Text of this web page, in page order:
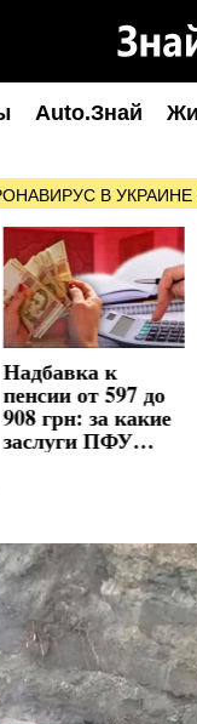
Auto.Знай
В
Надбавка к
пенсии от 597 до
908 грн: за какие
заслуги ПФУ
доплатит